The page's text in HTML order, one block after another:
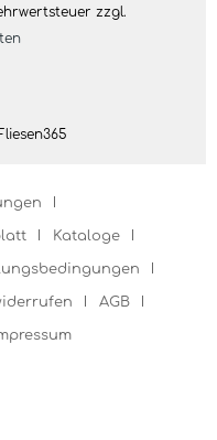
zzgl.
Kataloge
AGB